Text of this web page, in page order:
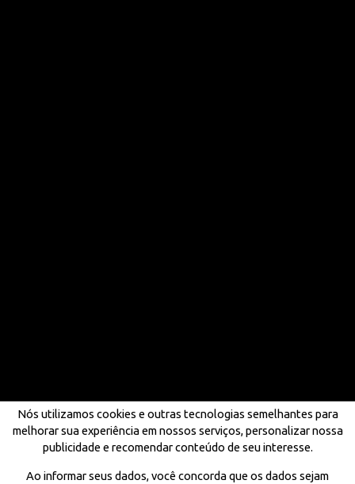
Nós utilizamos cookies e outras tecnologias semelhantes para
melhorar sua experiência em nossos serviços, personalizar nossa
publicidade e recomendar conteúdo de seu interesse.
Ao informar seus dados, você concorda que os dados sejam